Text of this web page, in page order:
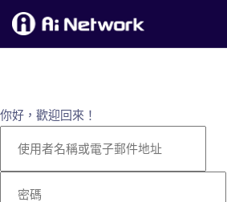
你好，歡迎回來！